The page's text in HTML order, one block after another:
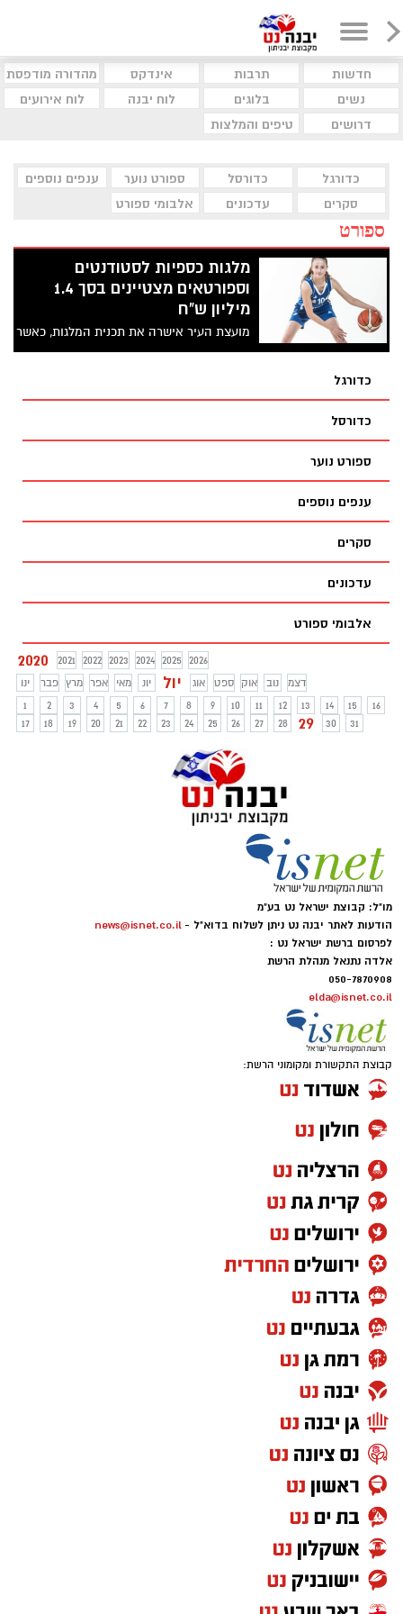
חדשות תרבות אינדקס
מהדורה מודפסת
נשים
בלוגים לוח יבנה
לוח אירועים
דרושים
טיפים והמלצות
כדורגל כדורסל ספורט נוער
ענפים נוספים
סקרים
עדכונים אלבומי ספורט
ספורט
מלגות כספיות לסטודנטים
וספורטאים מצטיינים בסך 1.4
מיליון ש"ח
מועצת העיר אישרה את תכנית המלגות, כאשר
138 סטודנטים יקבלו מלגה בסך של
כדורגל
כדורסל
ספורט נוער
ענפים נוספים
סקרים
עדכונים
אלבומי ספורט
2020 2021 2022 2023 2024 2025
2026
ינו
פבר מרץ אפר מאי יונ יול אוג ספט אוק נוב
דצמ
1
2 3 4 5 6 7 8 9 10 11 12 13 14 15
16
17
18 19 20 21 22 23 24 25 26 27 28 29 30 31
מו"ל: קבוצת ישראל נט בע"מ
הודעות לאתר יבנה נט ניתן לשלוח בדוא"ל - news@isnet.co.il
לפרסום ברשת ישראל נט :
אלדה נתנאל מנהלת הרשת
050-7870908
elda@isnet.co.il
קבוצת התקשורת ומקומוני הרשת: